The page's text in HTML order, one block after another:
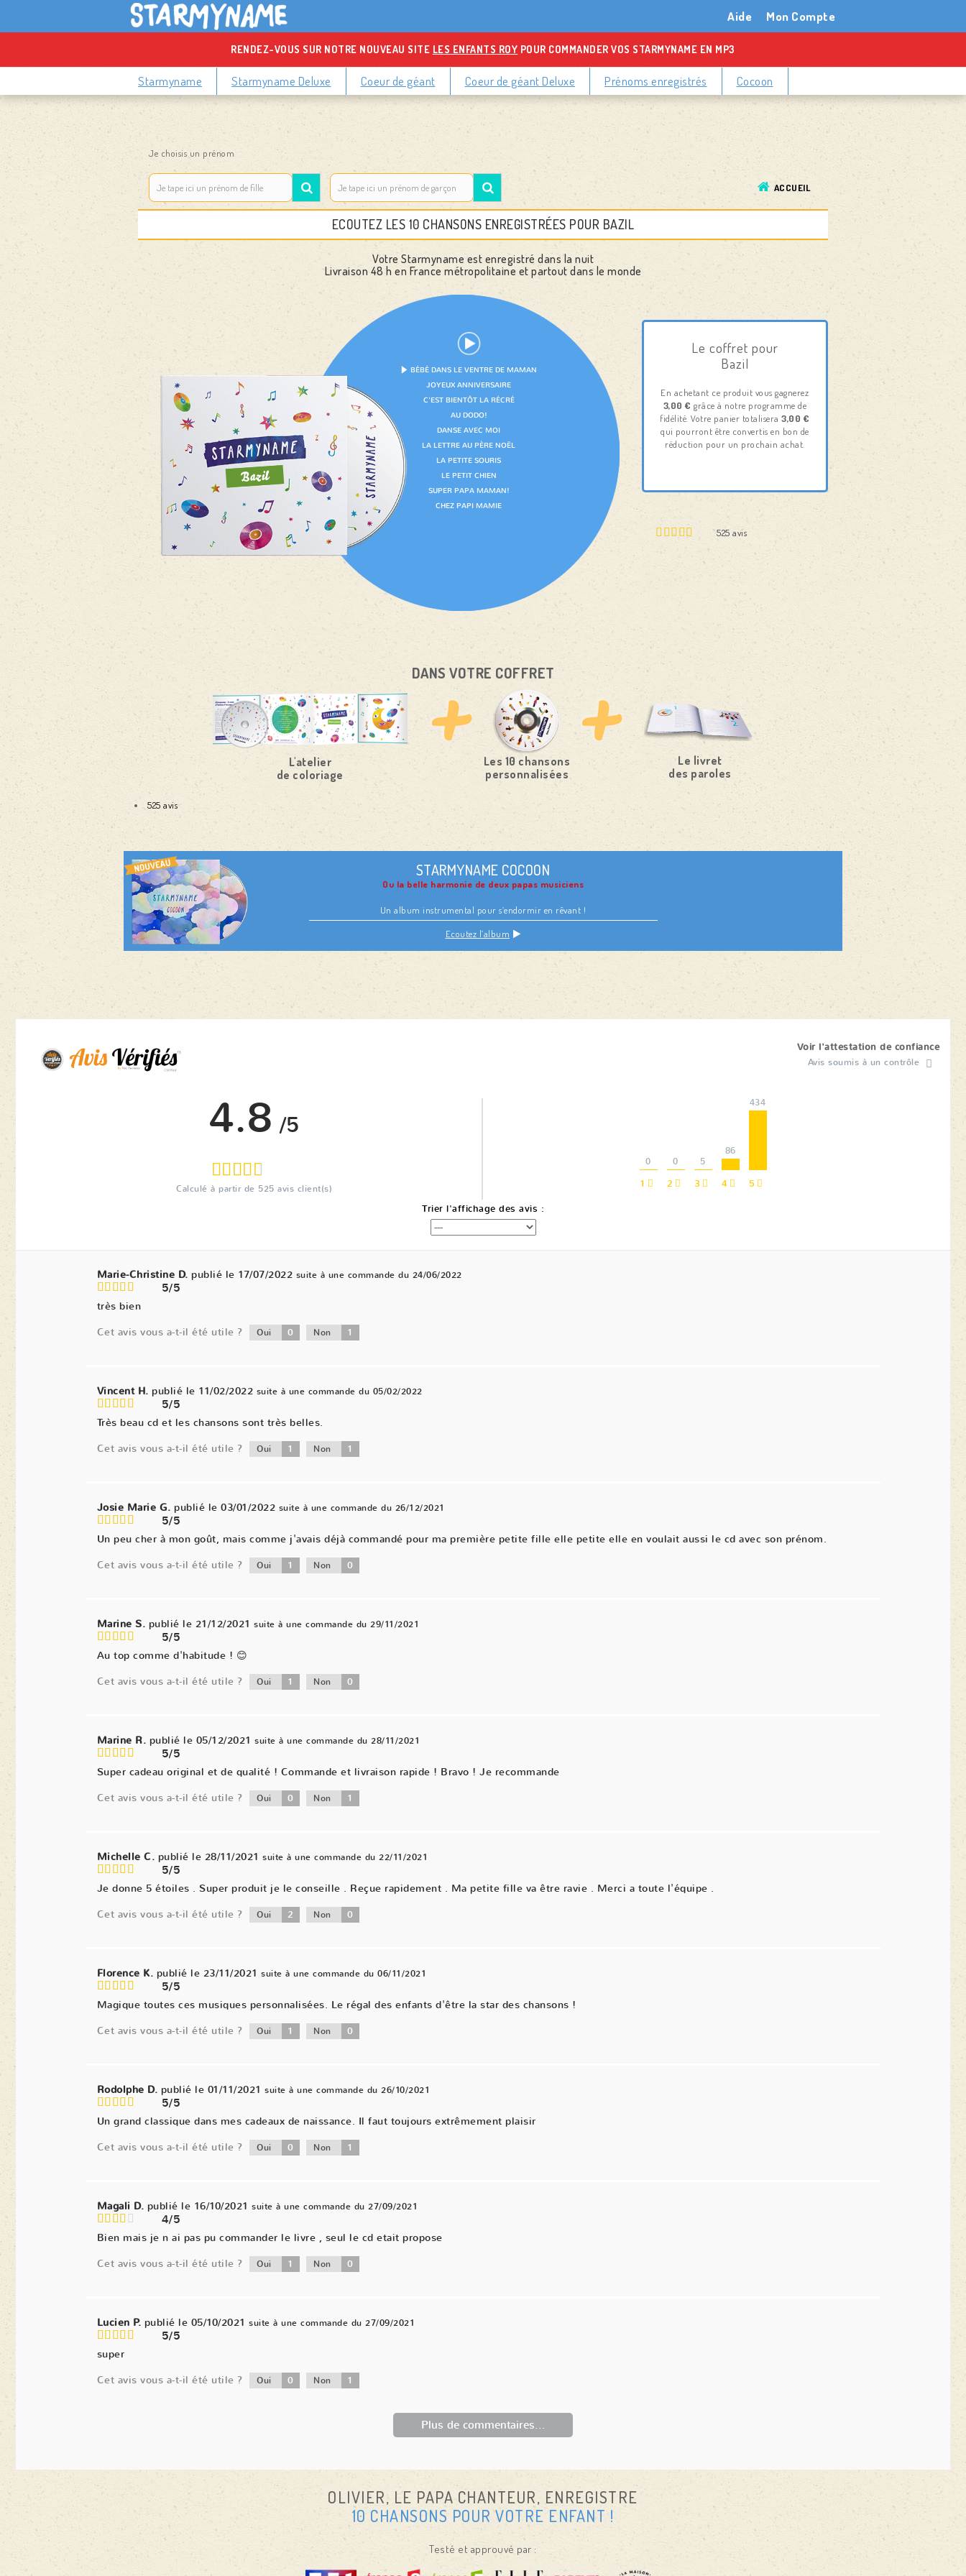
Mon Compte
Aide
RENDEZ-VOUS SUR NOTRE NOUVEAU SITE LES ENFANTS ROY POUR COMMANDER VOS STARMYNAME EN MP3
Starmyname Starmyname Deluxe Coeur de géant Coeur de géant Deluxe Prénoms enregistrés Cocoon
Je choisis un prénom
ACCUEIL
ECOUTEZ LES 10 CHANSONS ENREGISTRÉES POUR BAZIL
Votre Starmyname est enregistré dans la nuit
Livraison 48 h en France métropolitaine et partout dans le monde
Bazil
Le coffret pour
Bazil
En achetant ce produit vous gagnerez
3,00 € grâce à notre programme de
fidélité. Votre panier totalisera3,00 €
qui pourront être convertis en bon de
réduction pour un prochain achat.
525avis
DANS VOTRE COFFRET
L'atelier
de coloriage
Les 10 chansons
personnalisées
Le livret
des paroles
525 avis
STARMYNAME COCOON
Ou la belle harmonie de deux papas musiciens
Un album instrumental pour s’endormir en rêvant !
Ecoutez l’album
Voir l'attestation de confiance
Avis soumis à un contrôle
4.8 /5
Calculé à partir de 525 avis client(s) 1
0
2
0
3
5
4
86
5
434
Trier l'affichage des avis :
Marie-Christine D. publié le 17/07/2022 suite à une commande du 24/06/2022
5/5
très bien
Cet avis vous a-t-il été utile ?
Oui 0 Non 1
Vincent H. publié le 11/02/2022 suite à une commande du 05/02/2022
5/5
Très beau cd et les chansons sont très belles.
Cet avis vous a-t-il été utile ?
Oui 1 Non 1
Josie Marie G. publié le 03/01/2022 suite à une commande du 26/12/2021
5/5
Un peu cher à mon goût, mais comme j'avais déjà commandé pour ma première petite fille elle petite elle en voulait aussi le cd avec son prénom.
Cet avis vous a-t-il été utile ?
Oui 1 Non 0
Marine S. publié le 21/12/2021 suite à une commande du 29/11/2021
5/5
Au top comme d'habitude ! 😊
Cet avis vous a-t-il été utile ?
Oui 1 Non 0
Marine R. publié le 05/12/2021 suite à une commande du 28/11/2021
5/5
Super cadeau original et de qualité ! Commande et livraison rapide ! Bravo ! Je recommande
Cet avis vous a-t-il été utile ?
Oui 0 Non 1
Michelle C. publié le 28/11/2021 suite à une commande du 22/11/2021
5/5
Je donne 5 étoiles . Super produit je le conseille . Reçue rapidement . Ma petite fille va être ravie . Merci a toute l'équipe .
Cet avis vous a-t-il été utile ?
Oui 2 Non 0
Florence K. publié le 23/11/2021 suite à une commande du 06/11/2021
5/5
Magique toutes ces musiques personnalisées. Le régal des enfants d'être la star des chansons !
Cet avis vous a-t-il été utile ?
Oui 1 Non 0
Rodolphe D. publié le 01/11/2021 suite à une commande du 26/10/2021
5/5
Un grand classique dans mes cadeaux de naissance. Il faut toujours extrêmement plaisir
Cet avis vous a-t-il été utile ?
Oui 0 Non 1
Magali D. publié le 16/10/2021 suite à une commande du 27/09/2021
4/5
Bien mais je n ai pas pu commander le livre , seul le cd etait propose
Cet avis vous a-t-il été utile ?
Oui 1 Non 0
Lucien P. publié le 05/10/2021 suite à une commande du 27/09/2021
5/5
super
Cet avis vous a-t-il été utile ?
Oui 0 Non 1
Plus de commentaires...
OLIVIER, LE PAPA CHANTEUR, ENREGISTRE
10 CHANSONS POUR VOTRE ENFANT !
Testé et approuvé par :